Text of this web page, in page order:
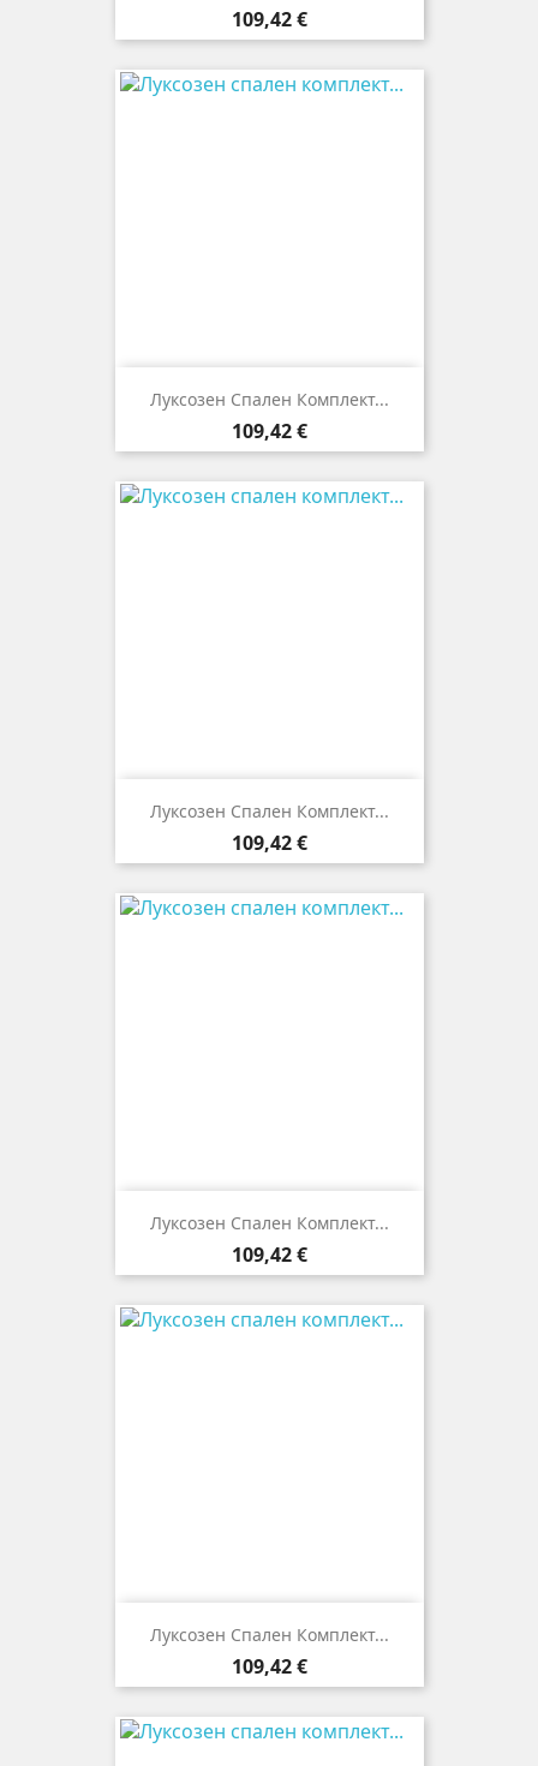
Цена
109,42 €
Луксозен Спален Комплект...
Цена
109,42 €
Луксозен Спален Комплект...
Цена
109,42 €
Луксозен Спален Комплект...
Цена
109,42 €
Луксозен Спален Комплект...
Цена
109,42 €